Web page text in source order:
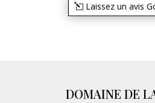
Laissez un avis
DOMAINE DE